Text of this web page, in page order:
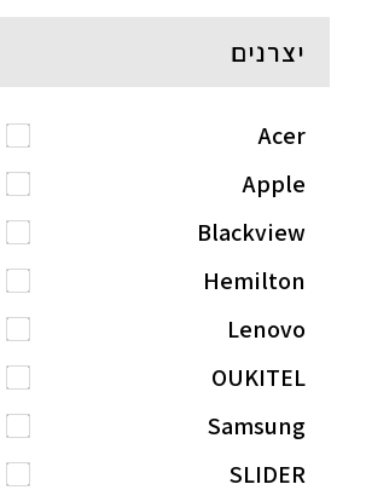
יצרנים
Acer
Apple
Blackview
Hemilton
Lenovo
OUKITEL
Samsung
SLIDER